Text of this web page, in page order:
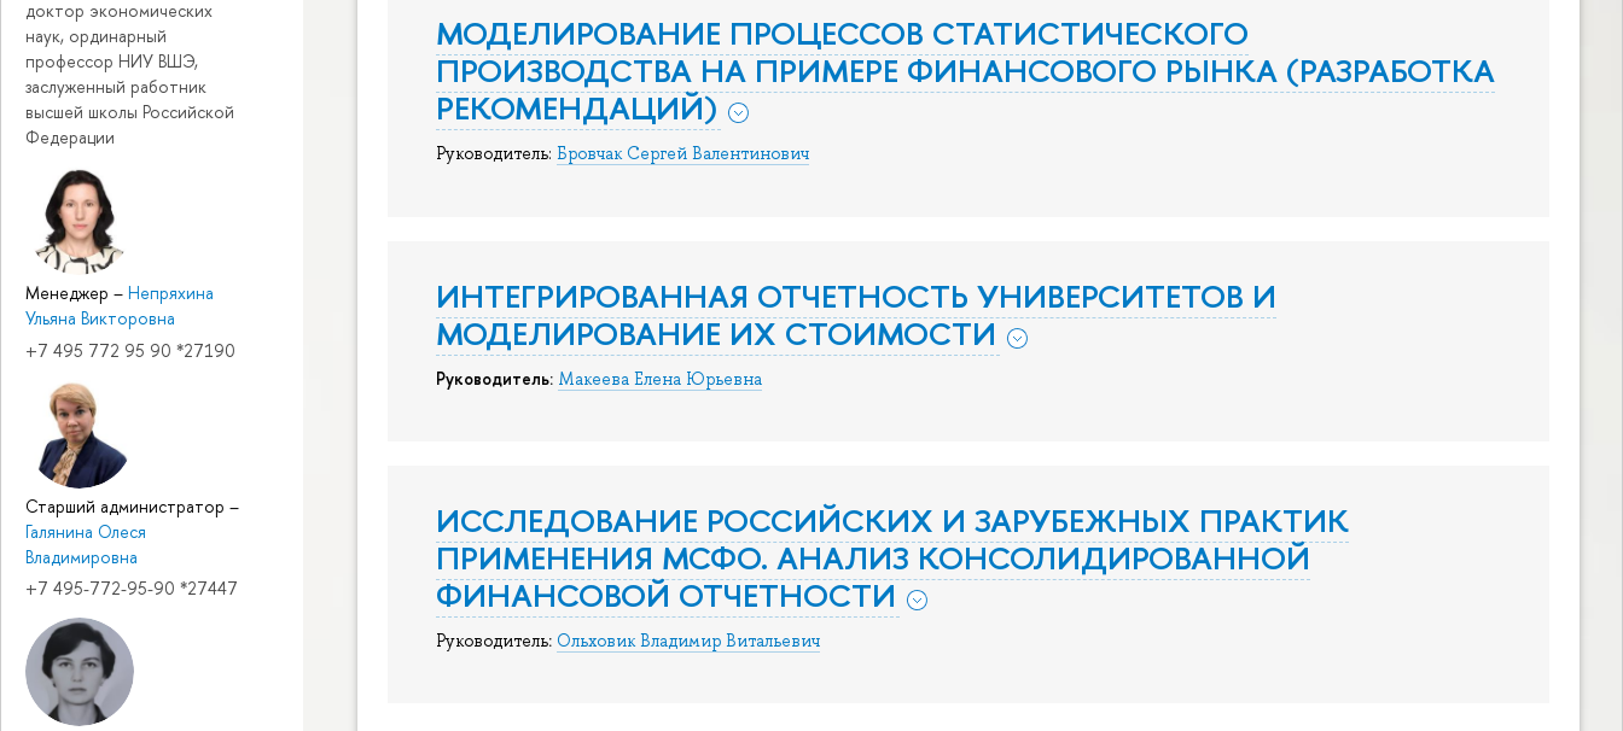
доктор экономических
наук, ординарный
профессор НИУ ВШЭ,
заслуженный работник
высшей школы Российской
Федерации
Менеджер – Непряхина
Ульяна Викторовна
+7 495 772 95 90 *27190
Старший администратор –
Галянина Олеся
Владимировна
+7 495-772-95-90 *27447
МОДЕЛИРОВАНИЕ ПРОЦЕССОВ СТАТИСТИЧЕСКОГО
ПРОИЗВОДСТВА НА ПРИМЕРЕ ФИНАНСОВОГО РЫНКА (РАЗРАБОТКА
РЕКОМЕНДАЦИЙ)
Руководитель: Бровчак Сергей Валентинович
ИНТЕГРИРОВАННАЯ ОТЧЕТНОСТЬ УНИВЕРСИТЕТОВ И
МОДЕЛИРОВАНИЕ ИХ СТОИМОСТИ
Руководитель: Макеева Елена Юрьевна
ИССЛЕДОВАНИЕ РОССИЙСКИХ И ЗАРУБЕЖНЫХ ПРАКТИК
ПРИМЕНЕНИЯ МСФО. АНАЛИЗ КОНСОЛИДИРОВАННОЙ
ФИНАНСОВОЙ ОТЧЕТНОСТИ
Руководитель: Ольховик Владимир Витальевич